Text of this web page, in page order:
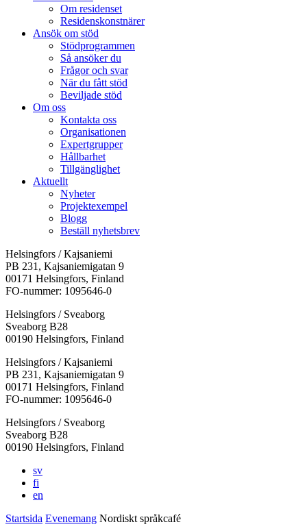
Om residenset
Residenskonstnärer
Ansök om stöd
Stödprogrammen
Så ansöker du
Frågor och svar
När du fått stöd
Beviljade stöd
Om oss
Kontakta oss
Organisationen
Expertgrupper
Hållbarhet
Tillgänglighet
Aktuellt
Nyheter
Projektexempel
Blogg
Beställ nyhetsbrev
Helsingfors / Kajsaniemi
PB 231, Kajsaniemigatan 9
00171 Helsingfors, Finland
FO-nummer: 1095646-0
Helsingfors / Sveaborg
Sveaborg B28
00190 Helsingfors, Finland
Facebook:
Öppnas
i
en
flik
Instagram:
Öppnas
i
en
flik
TikTok:
Öppnas
i
en
flik
Youtube:
Öppnas
i
en
flik
Vimeo:
Öppnas
i
en
flik
Helsingfors / Kajsaniemi
PB 231, Kajsaniemigatan 9
00171 Helsingfors, Finland
FO-nummer: 1095646-0
Helsingfors / Sveaborg
Sveaborg B28
00190 Helsingfors, Finland
sv
fi
en
Startsida Evenemang Nordiskt språkcafé